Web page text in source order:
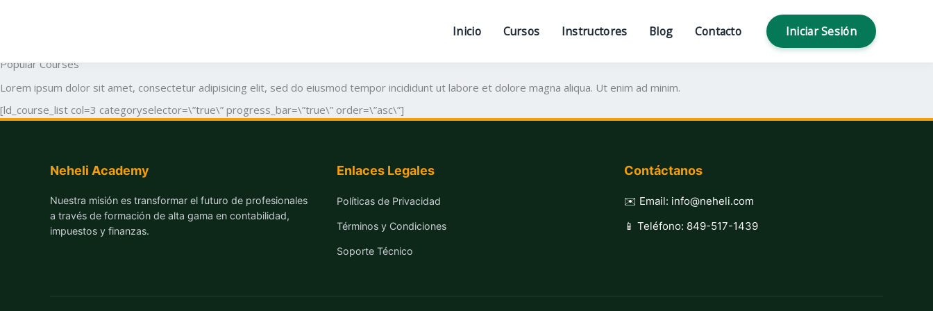
Inicio Cursos Instructores Blog Contacto Iniciar Sesión
Lorem ipsum dolor sit amet, consectetur adipiscing elit. Ut elit tellus, luctus nec ullamcorper mattis, pulvinar dapibus leo.
Popular Courses
Lorem ipsum dolor sit amet, consectetur adipisicing elit, sed do eiusmod tempor incididunt ut labore et dolore magna aliqua. Ut enim ad minim.
[ld_course_list col=3 categoryselector=\”true\” progress_bar=\”true\” order=\”asc\”]
Neheli Academy
Nuestra misión es transformar el futuro de profesionales
a través de formación de alta gama en contabilidad,
impuestos y finanzas.
Enlaces Legales
Políticas de Privacidad
Términos y Condiciones
Soporte Técnico
Contáctanos
✉️ Email: info@neheli.com
📱 Teléfono: 849-517-1439